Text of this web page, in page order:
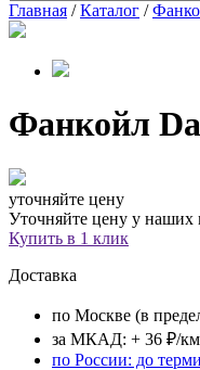
Главная /Каталог /
Фанкойл
уточняйте цену
Уточняйте цену у наших
Купить в 1 клик
Доставка
по Москве (в
за МКАД: + 36 ₽/км
по России: до